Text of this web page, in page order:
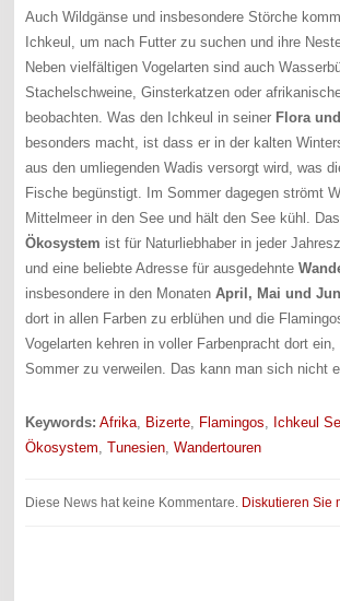
Auch Wildgänse und insbesondere Störche
Ichkeul, um nach Futter zu suchen und ihre
Neben vielfältigen Vogelarten sind auch
Stachelschweine, Ginsterkatzen oder
beobachten. Was den Ichkeul in seiner Flora
besonders macht, ist dass er in der kalten
aus den umliegenden Wadis versorgt wird, was
Fische begünstigt. Im Sommer dagegen strömt
Mittelmeer in den See und hält den See kühl.
Ökosystem ist für Naturliebhaber in jeder
und eine beliebte Adresse für ausgedehnte
insbesondere in den MonatenApril, Mai und
dort in allen Farben zu erblühen und die
Vogelarten kehren in voller Farbenpracht dort
Sommer zu verweilen. Das kann man sich nicht
Keywords: Afrika, Bizerte, Flamingos, Ichkeul
Ökosystem,Tunesien,Wandertouren
Diese News hat keine Kommentare. Diskutieren Sie